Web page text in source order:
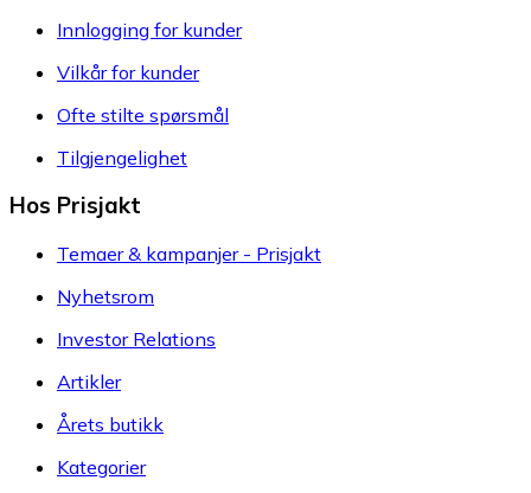
Innlogging for kunder
Vilkår for kunder
Ofte stilte spørsmål
Tilgjengelighet
Hos Prisjakt
Temaer & kampanjer - Prisjakt
Nyhetsrom
Investor Relations
Artikler
Årets butikk
Kategorier